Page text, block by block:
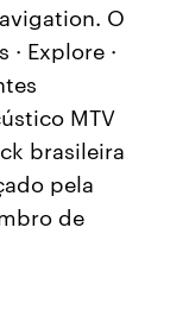
O
Explore ·
MTV
brasileira
pela
de